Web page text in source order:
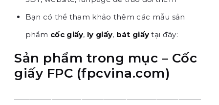
Bạn có thể tham khảo thêm các mẫu sản
phẩm cốc giấy, ly giấy, bát giấy tại đây:
Sản phẩm trong mục – Cốc
giấy FPC (fpcvina.com)
—————————————————————————